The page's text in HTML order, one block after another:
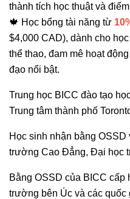
thành tích học thuật và
🍁 Học bổng tài năng từ
$4,000 CAD), dành cho
thể thao, đam mê hoạt
đạo nổi bật.
Trung học BICC đào tạo
Trung tâm thành phố
Học sinh nhận bằng
trường Cao Đẳng, Đại học
Bằng OSSD của BICC cấp
trường bên Úc và các quốc